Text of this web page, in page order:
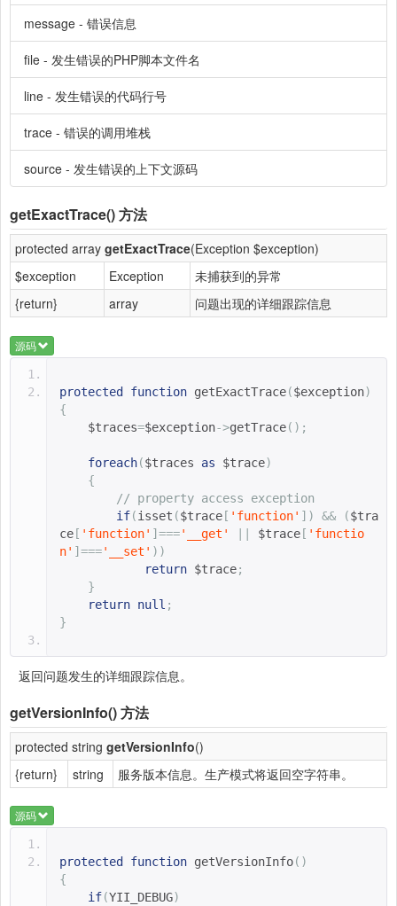
message - 错误信息
file - 发生错误的PHP脚本文件名
line - 发生错误的代码行号
trace - 错误的调用堆栈
source - 发生错误的上下文源码
getExactTrace()方法
protected array getExactTrace(Exception $exception)
$exception
Exception
未捕获到的异常
{return}
array 问题出现的详细跟踪信息
源码
protected function getExactTrace($exception)
{
$traces=$exception->getTrace();
foreach($traces as $trace)
{
// property access exception
if(isset ($trace [ 'function' ]) && ($tra
ce [ 'function' ]==='__get' $trace [ 'functio
n' ]==='__set' ))
return $trace;
}
return null ;
}
返回问题发生的详细跟踪信息。
getVersionInfo()方法
protected string getVersionInfo()
{return}
string 服务版本信息。生产模式将返回空字符串。
源码
protected function getVersionInfo()
{
if(YII_DEBUG)